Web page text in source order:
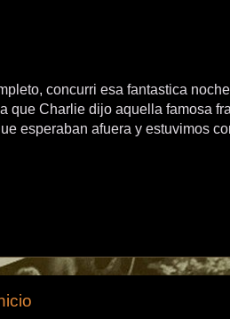
concurri esa fantastica noche
que Charlie dijo aquella famosa
esperaban afuera y estuvimos